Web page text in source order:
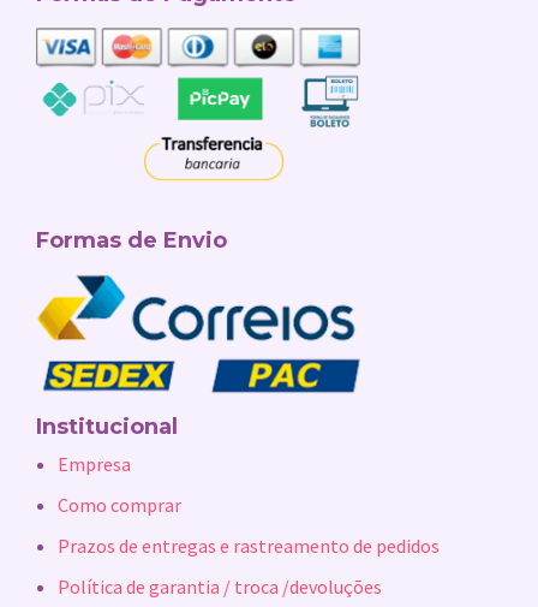
Formas de Envio
Institucional
Empresa
Como comprar
Prazos de entregas e rastreamento de pedidos
Política de garantia / troca /devoluções